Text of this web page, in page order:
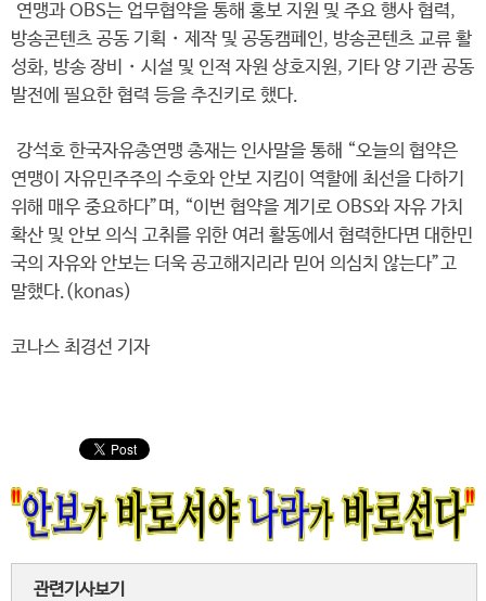
연맹과 OBS는 업무협약을 통해 홍보 지원 및 주요 행사 협력,
방송콘텐츠 공동 기획・제작 및 공동캠페인, 방송콘텐츠 교류 활
성화, 방송 장비・시설 및 인적 자원 상호지원, 기타 양 기관 공동
발전에 필요한 협력 등을 추진키로 했다.
강석호 한국자유총연맹 총재는 인사말을 통해 “오늘의 협약은
연맹이 자유민주주의 수호와 안보 지킴이 역할에 최선을 다하기
위해 매우 중요하다”며, “이번 협약을 계기로 OBS와 자유 가치
확산 및 안보 의식 고취를 위한 여러 활동에서 협력한다면 대한민
국의 자유와 안보는 더욱 공고해지리라 믿어 의심치 않는다”고
말했다.(konas)
코나스 최경선 기자
관련기사보기